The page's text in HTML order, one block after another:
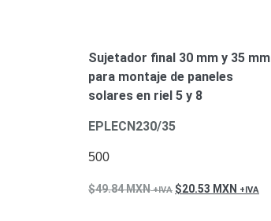
Sujetador final 30 mm y 35 mm
para montaje de paneles
solares en riel 5 y 8
EPLECN230/35
500
49.84MXN 20.53 MXN